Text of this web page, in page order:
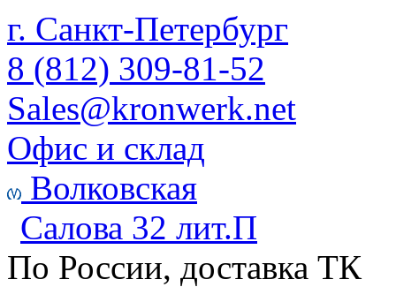
г. Санкт-Петербург
8 (812) 309-81-52
Sales@kronwerk.net
Офис и склад
Волковская
Салова 32 лит.П
По России, доставка ТК